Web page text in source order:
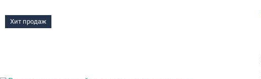
Хит продаж